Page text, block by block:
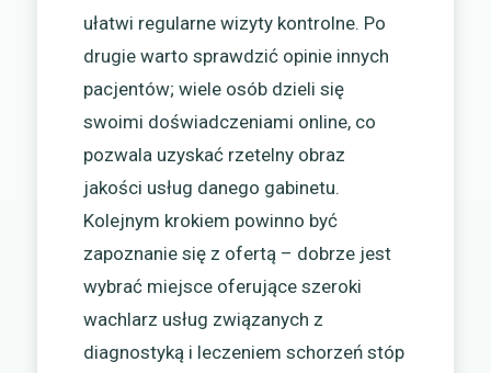
ułatwi regularne wizyty kontrolne. Po
drugie warto sprawdzić opinie innych
pacjentów; wiele osób dzieli się
swoimi doświadczeniami online, co
pozwala uzyskać rzetelny obraz
jakości usług danego gabinetu.
Kolejnym krokiem powinno być
zapoznanie się z ofertą – dobrze jest
wybrać miejsce oferujące szeroki
wachlarz usług związanych z
diagnostyką i leczeniem schorzeń stóp